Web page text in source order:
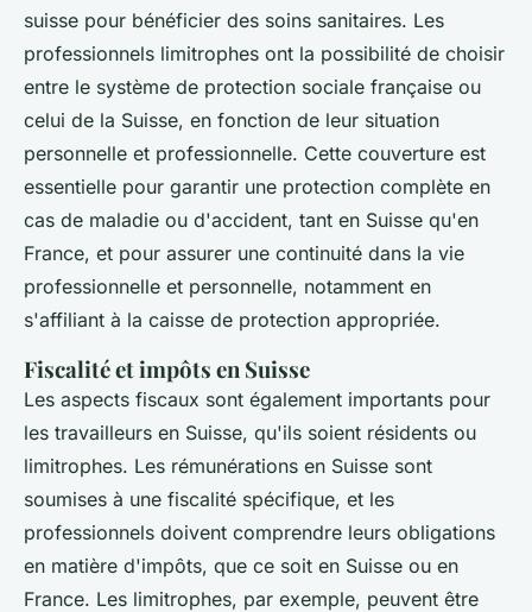
suisse pour bénéficier des soins sanitaires. Les
professionnels limitrophes ont la possibilité de choisir
entre le système de protection sociale française ou
celui de la Suisse, en fonction de leur situation
personnelle et professionnelle. Cette couverture est
essentielle pour garantir une protection complète en
cas de maladie ou d'accident, tant en Suisse qu'en
France, et pour assurer une continuité dans la vie
professionnelle et personnelle, notamment en
s'affiliant à la caisse de protection appropriée.
Fiscalité et impôts en Suisse
Les aspects fiscaux sont également importants pour
les travailleurs en Suisse, qu'ils soient résidents ou
limitrophes. Les rémunérations en Suisse sont
soumises à une fiscalité spécifique, et les
professionnels doivent comprendre leurs obligations
en matière d'impôts, que ce soit en Suisse ou en
France. Les limitrophes, par exemple, peuvent être